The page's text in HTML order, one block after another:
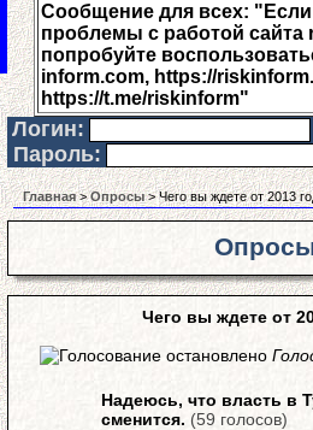
Сообщение для всех:
проблемы с работой сайта
попробуйте
inform.com, https://
https://t.me/riskinform"
Логин:
Пароль:
Главная>Опросы> Чего вы ждете от 2013
Чего вы ждете от
Надеюсь, что власть в
сменится. (59 голосов)